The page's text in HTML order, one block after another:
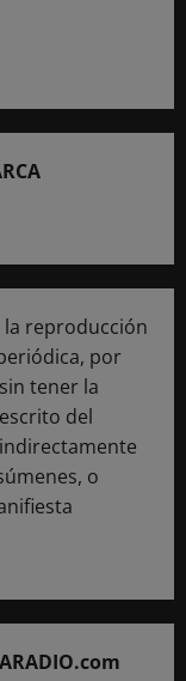
reproducción
por
tener la
del
o